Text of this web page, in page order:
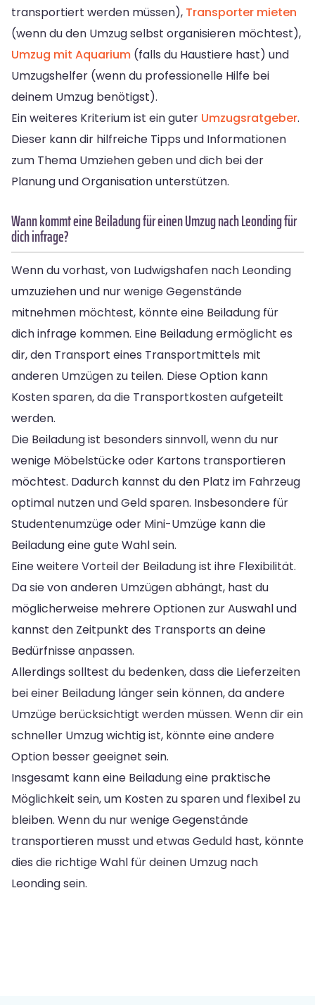
transportiert werden müssen), Transporter mieten
(wenn du den Umzug selbst organisieren möchtest),
Umzug mit Aquarium (falls du Haustiere hast) und
Umzugshelfer (wenn du professionelle Hilfe bei
deinem Umzug benötigst).
Ein weiteres Kriterium ist ein guter Umzugsratgeber.
Dieser kann dir hilfreiche Tipps und Informationen
zum Thema Umziehen geben und dich bei der
Planung und Organisation unterstützen.
Wann kommt eine Beiladung für einen Umzug nach Leonding für
dich infrage?
Wenn du vorhast, von Ludwigshafen nach Leonding
umzuziehen und nur wenige Gegenstände
mitnehmen möchtest, könnte eine Beiladung für
dich infrage kommen. Eine Beiladung ermöglicht es
dir, den Transport eines Transportmittels mit
anderen Umzügen zu teilen. Diese Option kann
Kosten sparen, da die Transportkosten aufgeteilt
werden.
Die Beiladung ist besonders sinnvoll, wenn du nur
wenige Möbelstücke oder Kartons transportieren
möchtest. Dadurch kannst du den Platz im Fahrzeug
optimal nutzen und Geld sparen. Insbesondere für
Studentenumzüge oder Mini-Umzüge kann die
Beiladung eine gute Wahl sein.
Eine weitere Vorteil der Beiladung ist ihre Flexibilität.
Da sie von anderen Umzügen abhängt, hast du
möglicherweise mehrere Optionen zur Auswahl und
kannst den Zeitpunkt des Transports an deine
Bedürfnisse anpassen.
Allerdings solltest du bedenken, dass die Lieferzeiten
bei einer Beiladung länger sein können, da andere
Umzüge berücksichtigt werden müssen. Wenn dir ein
schneller Umzug wichtig ist, könnte eine andere
Option besser geeignet sein.
Insgesamt kann eine Beiladung eine praktische
Möglichkeit sein, um Kosten zu sparen und flexibel zu
bleiben. Wenn du nur wenige Gegenstände
transportieren musst und etwas Geduld hast, könnte
dies die richtige Wahl für deinen Umzug nach
Leonding sein.